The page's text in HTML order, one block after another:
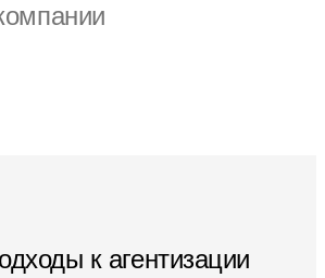
к агентизации